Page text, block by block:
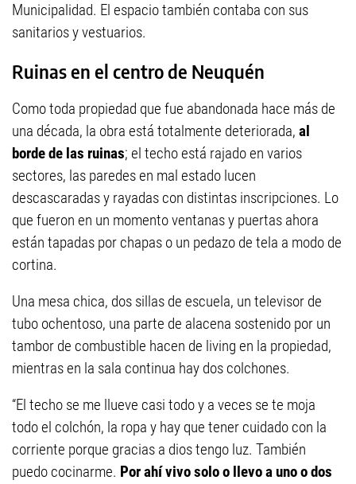
Municipalidad. El espacio también contaba con sus
sanitarios y vestuarios.
Ruinas en el centro de Neuquén
Como toda propiedad que fue abandonada hace más de
una década, la obra está totalmente deteriorada, al
borde de las ruinas; el techo está rajado en varios
sectores, las paredes en mal estado lucen
descascaradas y rayadas con distintas inscripciones. Lo
que fueron en un momento ventanas y puertas ahora
están tapadas por chapas o un pedazo de tela a modo de
cortina.
Una mesa chica, dos sillas de escuela, un televisor de
tubo ochentoso, una parte de alacena sostenido por un
tambor de combustible hacen de living en la propiedad,
mientras en la sala continua hay dos colchones.
“El techo se me llueve casi todo y a veces se te moja
todo el colchón, la ropa y hay que tener cuidado con la
corriente porque gracias a dios tengo luz. También
puedo cocinarme. Por ahí vivo solo o llevo a uno o dos